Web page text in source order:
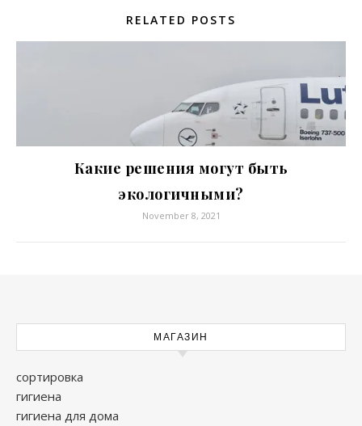
RELATED POSTS
Какие решения могут быть
экологичными?
November 8, 2021
МАГАЗИН
сортировка
гигиена
гигиена для дома